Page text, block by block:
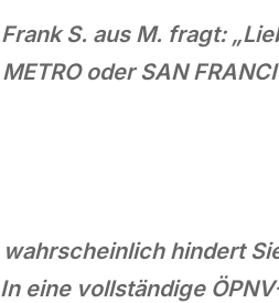
Frank S. aus M. fragt:
METRO oder SAN
wahrscheinlich hindert
In eine vollständige